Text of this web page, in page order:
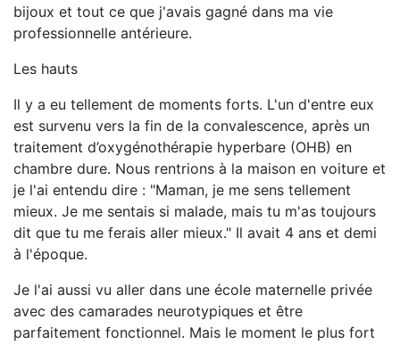
bijoux et tout ce que j'avais gagné dans ma vie
professionnelle antérieure.
Les hauts
Il y a eu tellement de moments forts. L'un d'entre eux
est survenu vers la fin de la convalescence, après un
traitement d’oxygénothérapie hyperbare (OHB) en
chambre dure. Nous rentrions à la maison en voiture et
je l'ai entendu dire : "Maman, je me sens tellement
mieux. Je me sentais si malade, mais tu m'as toujours
dit que tu me ferais aller mieux." Il avait 4 ans et demi
à l'époque.
Je l'ai aussi vu aller dans une école maternelle privée
avec des camarades neurotypiques et être
parfaitement fonctionnel. Mais le moment le plus fort